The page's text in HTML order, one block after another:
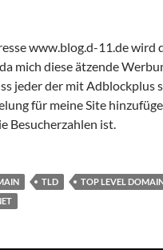
www.blog.d-11.de wird
mich diese ätzende
jeder der mit Adblockplus
für meine Site
Besucherzahlen ist.
TLD
TOP LEVEL